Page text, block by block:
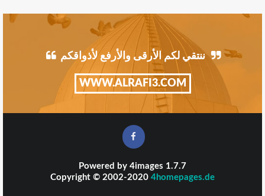
ننتقي لكم الأرقى والأرفع لأذواقكم
WWW.ALRAFI3.COM
Powered by 4images 1.7.7
Copyright © 2002-2020 4homepages.de